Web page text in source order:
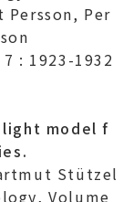
Persson, Per
: 1923-1932
model f
Stützel
, Volume